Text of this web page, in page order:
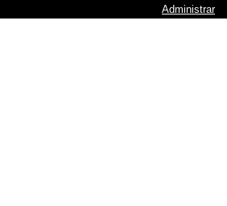
Administrar